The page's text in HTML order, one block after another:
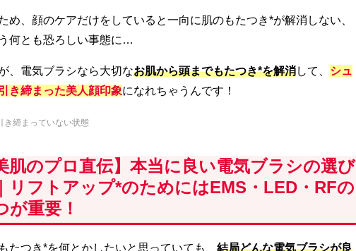
め、顔のケアだけをしていると一向に肌のもたつき*が解消しない、
何とも恐ろしい事態に…
、電気ブラシなら大切なお肌から頭までもたつき*を解消して、 シュ
き締まった美人顔印象になれちゃうんです！
き締まっていない状態
肌のプロ直伝】本当に良い電気ブラシの選び
リフトアップ*のためにはEMS・LED・RFの
が重要！
たつき*を何とかしたいと思っていても、 結局どんな電気ブラシが良